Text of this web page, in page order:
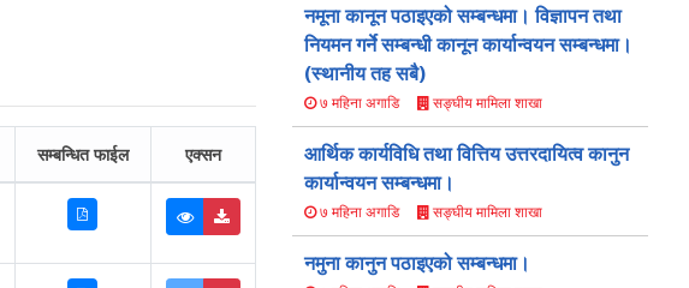
सम्बन्धित फाईल एक्सन
नमूना कानून पठाइएको सम्बन्धमा। विज्ञापन तथा
नियमन गर्ने सम्बन्धी कानून कार्यान्वयन सम्बन्धमा।
(स्थानीय तह सबै)
७ महिना अगाडि सङ्घीय मामिला शाखा
आर्थिक कार्यविधि तथा वित्तिय उत्तरदायित्व कानुन
कार्यान्वयन सम्बन्धमा।
७ महिना अगाडि सङ्घीय मामिला शाखा
नमुना कानुन पठाइएको सम्बन्धमा।